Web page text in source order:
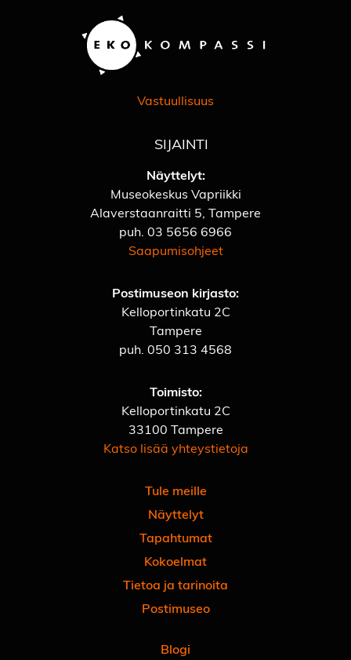
Vastuullisuus
SIJAINTI
Näyttelyt:
Museokeskus Vapriikki
Alaverstaanraitti 5, Tampere
puh. 03 5656 6966
Saapumisohjeet
Postimuseon kirjasto:
Kelloportinkatu 2C
Tampere
puh. 050 313 4568
Toimisto:
Kelloportinkatu 2C
33100 Tampere
Katso lisää yhteystietoja
Tule meille
Näyttelyt
Tapahtumat
Kokoelmat
Tietoa ja tarinoita
Postimuseo
Blogi